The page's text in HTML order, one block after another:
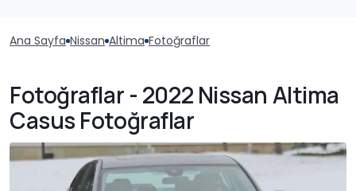
Ana Sayfa Nissan Altima Fotoğraflar
Fotoğraflar - 2022 Nissan Altima
Casus Fotoğraflar